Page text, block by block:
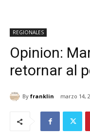
REGIONALES
Opinion:
retornar al
By franklin marzo 14,